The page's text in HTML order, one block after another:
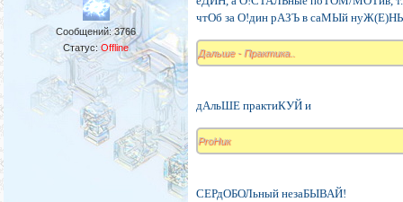
Сообщений:3766
Статус:Offline
чтОб за О!дин рАЗЪ в саМЫй
Дальше - Практика..
дАльШЕ практиКУЙ и
ProНик
СЕРдОБОЛьный незаБЫВАЙ!